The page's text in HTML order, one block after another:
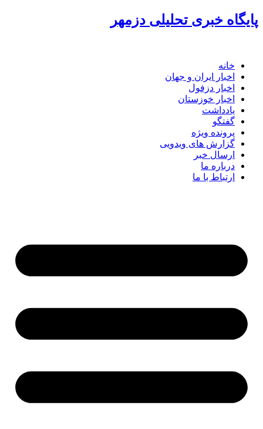
پرش
به
پایگاه خبری تحلیلی دزمهر
خانه
اخبار ایران و جهان
اخبار دزفول
اخبار خوزستان
یادداشت
گفتگو
پرونده ویژه
گزارش های ویدویی
ارسال خبر
درباره ما
ارتباط با ما